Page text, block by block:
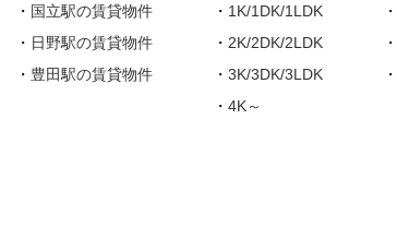
・ 国立駅の賃貸物件
・ 日野駅の賃貸物件
・ 豊田駅の賃貸物件
・ 1K/1DK/1LDK
・ 2K/2DK/2LDK
・ 3K/3DK/3LDK
・ 4K～
・
・
・